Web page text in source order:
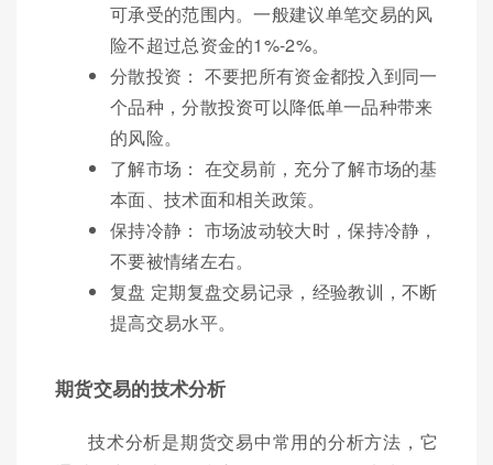
可承受的范围内。一般建议单笔交易的风
险不超过总资金的1%-2%。
分散投资： 不要把所有资金都投入到同一
个品种，分散投资可以降低单一品种带来
的风险。
了解市场： 在交易前，充分了解市场的基
本面、技术面和相关政策。
保持冷静： 市场波动较大时，保持冷静，
不要被情绪左右。
复盘 定期复盘交易记录，经验教训，不断
提高交易水平。
期货交易的技术分析
技术分析是期货交易中常用的分析方法，它